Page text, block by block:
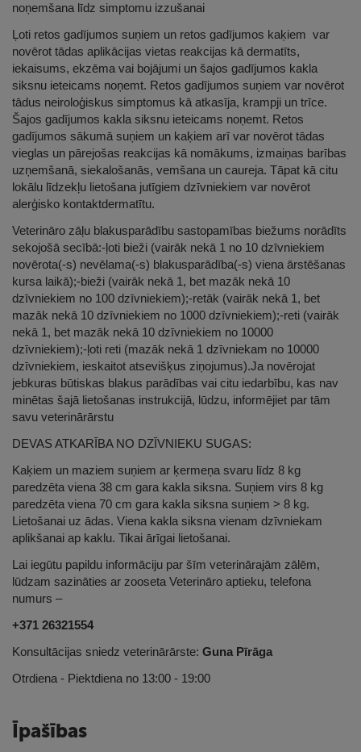
noņemšana līdz simptomu izzušanai
Ļoti retos gadījumos suņiem un retos gadījumos kaķiem var
novērot tādas aplikācijas vietas reakcijas kā dermatīts,
iekaisums, ekzēma vai bojājumi un šajos gadījumos kakla
siksnu ieteicams noņemt. Retos gadījumos suņiem var novērot
tādus neiroloģiskus simptomus kā atkasīja, krampji un trīce.
Šajos gadījumos kakla siksnu ieteicams noņemt. Retos
gadījumos sākumā suņiem un kaķiem arī var novērot tādas
vieglas un pārejošas reakcijas kā nomākums, izmaiņas barības
uzņemšanā, siekalošanās, vemšana un caureja. Tāpat kā citu
lokālu līdzekļu lietošana jutīgiem dzīvniekiem var novērot
alerģisko kontaktdermatītu.
Veterināro zāļu blakusparādību sastopamības biežums norādīts
sekojošā secībā:-ļoti bieži (vairāk nekā 1 no 10 dzīvniekiem
novērota(-s) nevēlama(-s) blakusparādība(-s) viena ārstēšanas
kursa laikā);-bieži (vairāk nekā 1, bet mazāk nekā 10
dzīvniekiem no 100 dzīvniekiem);-retāk (vairāk nekā 1, bet
mazāk nekā 10 dzīvniekiem no 1000 dzīvniekiem);-reti (vairāk
nekā 1, bet mazāk nekā 10 dzīvniekiem no 10000
dzīvniekiem);-ļoti reti (mazāk nekā 1 dzīvniekam no 10000
dzīvniekiem, ieskaitot atsevišķus ziņojumus).Ja novērojat
jebkuras būtiskas blakus parādības vai citu iedarbību, kas nav
minētas šajā lietošanas instrukcijā, lūdzu, informējiet par tām
savu veterinārārstu
DEVAS ATKARĪBA NO DZĪVNIEKU SUGAS:
Kaķiem un maziem suņiem ar ķermeņa svaru līdz 8 kg
paredzēta viena 38 cm gara kakla siksna. Suņiem virs 8 kg
paredzēta viena 70 cm gara kakla siksna suņiem > 8 kg.
Lietošanai uz ādas. Viena kakla siksna vienam dzīvniekam
aplikšanai ap kaklu. Tikai ārīgai lietošanai.
Lai iegūtu papildu informāciju par šīm veterinārajām zālēm,
lūdzam sazināties ar zooseta Veterināro aptieku, telefona
numurs –
+371 26321554
Konsultācijas sniedz veterinārārste: Guna Pīrāga
Otrdiena - Piektdiena no 13:00 - 19:00
Īpašības